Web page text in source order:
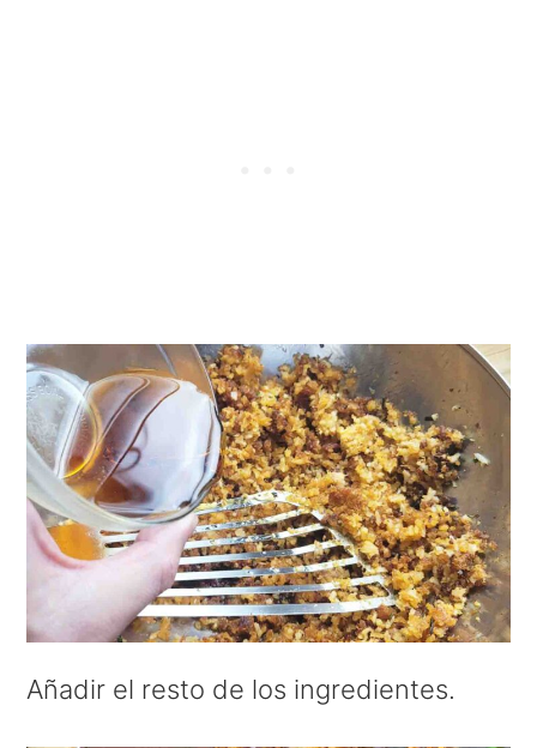
Añadir el resto de los ingredientes.